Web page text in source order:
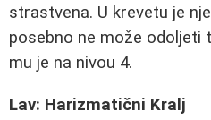
strastvena. U krevetu je
posebno ne može odoljeti
mu je na nivou 4.
Lav: Harizmatični Kralj